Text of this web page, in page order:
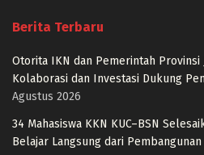
Berita Terbaru
Otorita IKN dan Pemerintah Provinsi
Kolaborasi dan Investasi Dukung
Agustus 2026
34 Mahasiswa KKN KUC–BSN
Belajar Langsung dari